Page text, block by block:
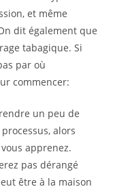
et même
dit également que
tabagique. Si
par où
commencer:
un peu de
alors
apprenez.
pas dérangé
être à la maison